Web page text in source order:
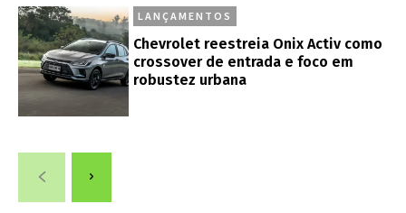
LANÇAMENTOS
Chevrolet reestreia Onix Activ como
crossover de entrada e foco em
robustez urbana